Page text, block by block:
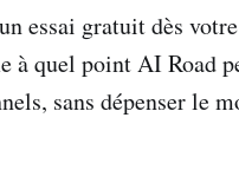
essai gratuit dès
à quel point AI Road
sans dépenser le